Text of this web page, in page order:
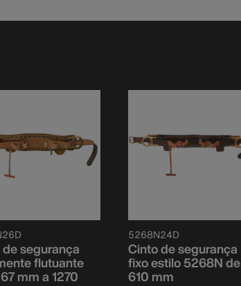
segurança
flutuante
mm a 1270
5268N24D
Cinto de segurança
fixo estilo 5268N de
610 mm